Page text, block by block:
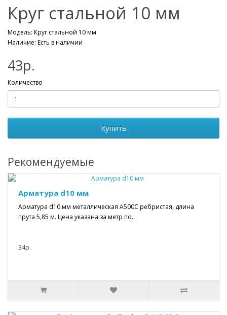
Круг стальной 10 мм
Модель: Круг стальной 10 мм
Наличие: Есть в наличии
43р.
Количество
Купить
Рекомендуемые
Арматура d10 мм
Арматура d10 мм металлическая А500С ребристая, длина
прута 5,85 м. Цена указана за метр по..
34р.